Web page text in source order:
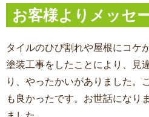
お客様よりメッセ
タイルのひび割れや屋根にコケ
塗装工事をしたことにより、見
り、やったかいがありました。
も良かったです。お世話になり